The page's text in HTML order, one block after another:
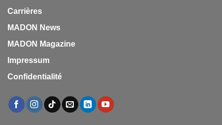
Carrières
MADON News
MADON Magazine
Impressum
Confidentialité